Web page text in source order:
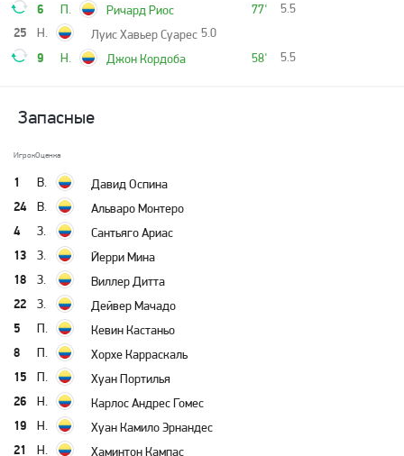
6 П. 77'
Ричард Риос 5.5
25 Н. Луис Хавьер Суарес 5.0
9 Н. 58'
Джон Кордоба 5.5
Запасные
ИгрокОценка
1 В. Давид Оспина
24 В. Альваро Монтеро
4 З. Сантьяго Ариас
13 З. Йерри Мина
18 З. Виллер Дитта
22 З. Дейвер Мачадо
5 П. Кевин Кастаньо
8 П. Хорхе Карраскаль
15 П. Хуан Портилья
26 Н. Карлос Андрес Гомес
19 Н. Хуан Камило Эрнандес
21 Н. Хаминтон Кампас